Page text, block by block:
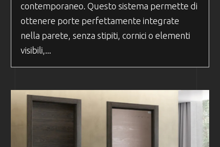
contemporaneo. Questo sistema permette di
ottenere porte perfettamente integrate
nella parete, senza stipiti, cornici o elementi
visibili,...